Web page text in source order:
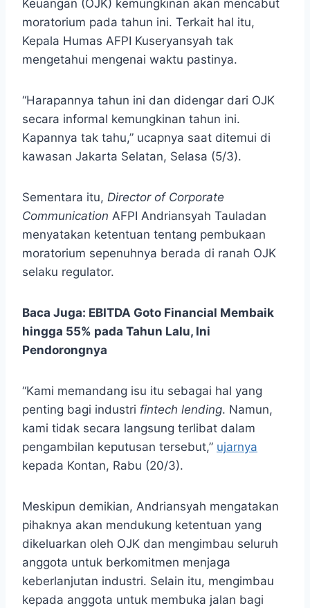
Keuangan (OJK) kemungkinan akan mencabut
moratorium pada tahun ini. Terkait hal itu,
Kepala Humas AFPI Kuseryansyah tak
mengetahui mengenai waktu pastinya.
“Harapannya tahun ini dan didengar dari OJK
secara informal kemungkinan tahun ini.
Kapannya tak tahu,” ucapnya saat ditemui di
kawasan Jakarta Selatan, Selasa (5/3).
Sementara itu, Director of Corporate
Communication AFPI Andriansyah Tauladan
menyatakan ketentuan tentang pembukaan
moratorium sepenuhnya berada di ranah OJK
selaku regulator.
Baca Juga: EBITDA Goto Financial Membaik
hingga 55% pada Tahun Lalu, Ini
Pendorongnya
“Kami memandang isu itu sebagai hal yang
penting bagi industri fintech lending. Namun,
kami tidak secara langsung terlibat dalam
pengambilan keputusan tersebut,” ujarnya
kepada Kontan, Rabu (20/3).
Meskipun demikian, Andriansyah mengatakan
pihaknya akan mendukung ketentuan yang
dikeluarkan oleh OJK dan mengimbau seluruh
anggota untuk berkomitmen menjaga
keberlanjutan industri. Selain itu, mengimbau
kepada anggota untuk membuka jalan bagi